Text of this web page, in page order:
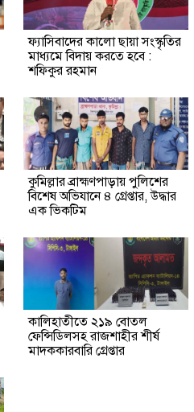
ফ্যাসিবাদের কালো ছায়া সংস্কৃতির
মাধ্যমে বিদায় করতে হবে :
শফিকুর রহমান
কুমিল্লার ব্রাহ্মণপাড়ায় পুলিশের
বিশেষ অভিযানে ৪ গ্রেপ্তার, উদ্ধার
এক ভিকটিম
কালিহাতীতে ২১৯ বোতল
ফেন্সিডিলসহ রাজশাহীর শীর্ষ
মাদককারবারি গ্রেপ্তার